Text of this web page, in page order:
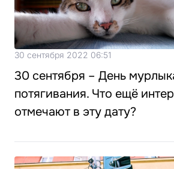
30 сентября 2022 06:51
30 сентября – День
потягивания. Что ещё
отмечают в эту дату?